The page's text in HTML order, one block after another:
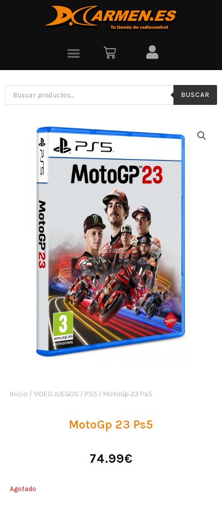
BUSCAR
Inicio / VIDEO JUEGOS / PS5 / MotoGp 23 Ps5
MotoGp 23 Ps5
74.99€
Agotado